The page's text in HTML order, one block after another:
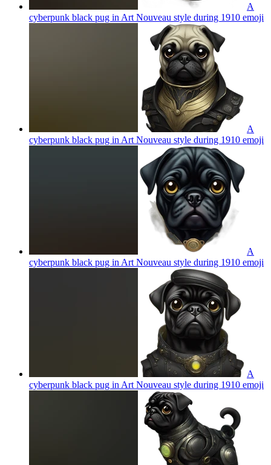
A
cyberpunk black pug in Art Nouveau style during 1910 emoji
A
cyberpunk black pug in Art Nouveau style during 1910 emoji
A
cyberpunk black pug in Art Nouveau style during 1910 emoji
A
cyberpunk black pug in Art Nouveau style during 1910 emoji